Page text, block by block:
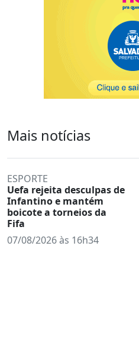
Mais notícias
ESPORTE
Uefa rejeita desculpas de
Infantino e mantém
boicote a torneios da
Fifa
07/08/2026 às 16h34